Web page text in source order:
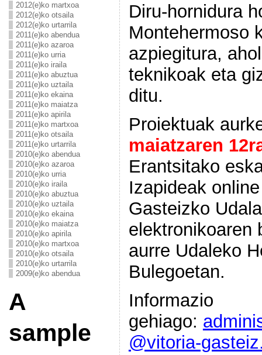
2012(e)ko martxoa
2012(e)ko otsaila
2012(e)ko urtarrila
2011(e)ko abendua
2011(e)ko azaroa
2011(e)ko urria
2011(e)ko iraila
2011(e)ko abuztua
2011(e)ko uztaila
2011(e)ko ekaina
2011(e)ko maiatza
2011(e)ko apirila
2011(e)ko martxoa
2011(e)ko otsaila
2011(e)ko urtarrila
2010(e)ko abendua
2010(e)ko azaroa
2010(e)ko urria
2010(e)ko iraila
2010(e)ko abuztua
2010(e)ko uztaila
2010(e)ko ekaina
2010(e)ko maiatza
2010(e)ko apirila
2010(e)ko martxoa
2010(e)ko otsaila
2010(e)ko urtarrila
2009(e)ko abendua
A
sample
Diru-hornidura
Montehermoso
azpiegitura,
teknikoak eta
ditu.
Proiektuak
maiatzaren
Erantsitako
Izapideak
Gasteizko
elektronikoaren
aurre Udaleko
Bulegoetan.
Informazio
gehiago:
@vitoria-